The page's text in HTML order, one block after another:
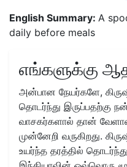
English Summary: A
daily before meals
எங்களுக்கு
அன்பான நேயர்களே,
தொடர்ந்து இருப்பதற்கு
வாசகர்களால் தான்
முன்னேறி வருகிறது.
உயர்ந்த தரத்தில் தொடர்ந்து